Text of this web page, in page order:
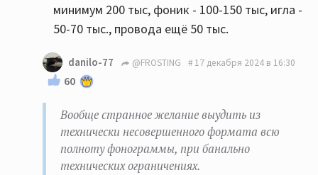
минимум 200 тыс, фоник - 100-150 тыс, игла -
50-70 тыс., провода ещё 50 тыс.
danilo-77 @FROSTING 17 декабря 2024 в 16:30
60
Вообще странное желание выудить из
технически несовершенного формата всю
полноту фонограммы, при банально
технических ограничениях.